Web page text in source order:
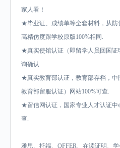
家人看！
★毕业证、成绩单等全套材料，从防
高精仿度跟学校原版100%相同.
★真实使馆认证（即留学人员回国证
询确认
★真实教育部认证，教育部存档，中
教育部留服认证）网站100%可查.
★留信网认证，国家专业人才认证
查.
雅思、托福、OFFER、在读证明、